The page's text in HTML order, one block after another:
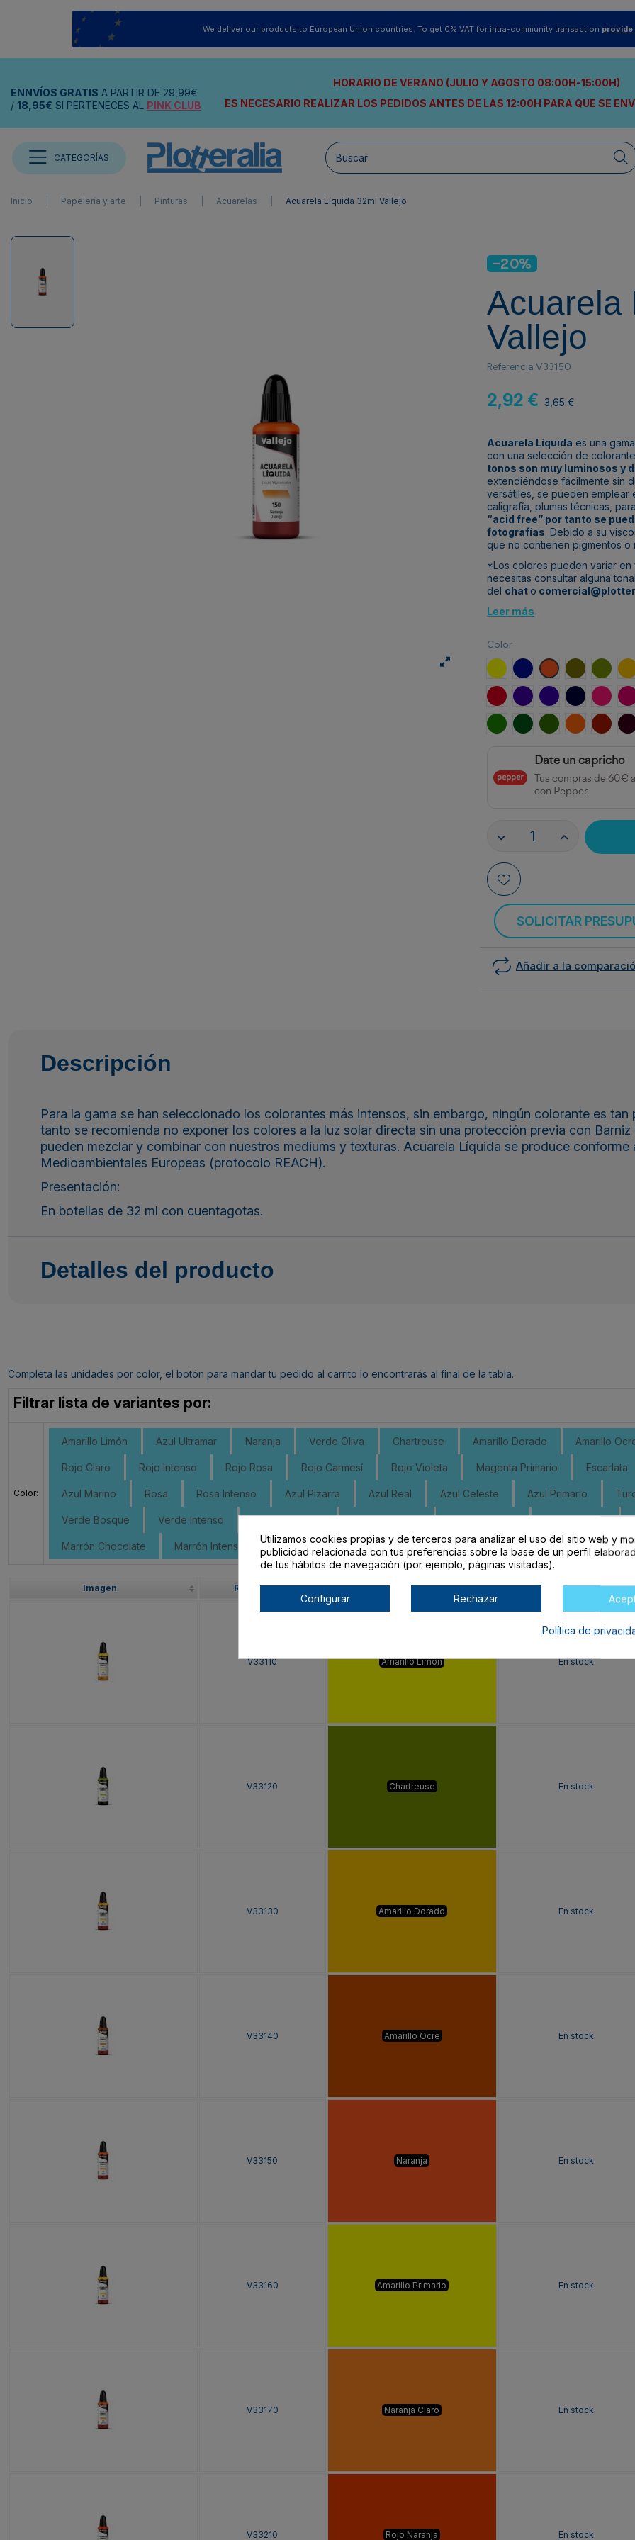
We deliver our products to European Union countries. To get 0% VAT for intra-community transaction provide
ENNVÍOS GRATIS A PARTIR DE 29,99€
/ 18,95€ SI PERTENECES AL PINK CLUB
HORARIO DE VERANO (JULIO Y AGOSTO 08:00H-15:00H)
ES NECESARIO REALIZAR LOS PEDIDOS ANTES DE LAS 12:00H PARA QUE SE
CATEGORÍAS
Inicio Papelería y arte Pinturas Acuarelas Acuarela Líquida 32ml Vallejo
-20%
Acuarela
Vallejo
Referencia V33150
2,92 € 3,65 €
Acuarela Líquida es una
con una selección de
tonos son muy luminosos y
extendiéndose fácilmente sin
versátiles, se pueden emplear
caligrafía, plumas técnicas,
“acid free” por tanto se
fotografías. Debido a su
que no contienen pigmentos
*Los colores pueden variar en
necesitas consultar alguna
del chat o
Leer más
Color
Amarillo Limón
Azul Ultramar
NaranjaVerde Oliva
Rojo Coral
Violeta Violeta AzulAzul Marino
Rosa
Verde Amarillo
Verde Dorado
Oliva Dorada
Marrón
Date un capricho
Tus compras de 60€
con Pepper.
SOLICITAR
Añadir a la
Descripción
Para la gama se han seleccionado los colorantes más intensos, sin embargo, ningún colorante es
tanto se recomienda no exponer los colores a la luz solar directa sin una protección previa con
pueden mezclar y combinar con nuestros mediums y texturas. Acuarela Líquida se produce
Medioambientales Europeas (protocolo REACH).
Presentación:
En botellas de 32 ml con cuentagotas.
Detalles del producto
Completa las unidades por color, el botón para mandar tu pedido al carrito lo encontrarás al final de la tabla.
Filtrar lista de variantes por:
Color:
Amarillo Limón Azul Ultramar Naranja Verde Oliva Chartreuse Amarillo Dorado Amarillo
Rojo Claro Rojo Intenso Rojo Rosa Rojo Carmesí Rojo Violeta Magenta Primario Escarlata
Azul Marino Rosa Rosa Intenso Azul Pizarra Azul Real Azul Celeste Azul Primario
Verde Bosque Verde Intenso Verde Claro Ac Verde Amarillo Verde Dorado Oliva Dorada
Marrón Chocolate Marrón Intenso Sepia Marrón Naranja Negro Gris Claro Gris Medio Ac
Imagen Referencia Color Disponibilidad
V33110 Amarillo Limón En stock
V33120 Chartreuse En stock
V33130 Amarillo Dorado En stock
V33140 Amarillo Ocre En stock
V33150 Naranja En stock
V33160 Amarillo Primario En stock
V33170 Naranja Claro En stock
V33210 Rojo Naranja En stock
Utilizamos cookies propias y de terceros para analizar el uso del sitio web y
publicidad relacionada con tus preferencias sobre la base de un perfil
de tus hábitos de navegación (por ejemplo, páginas visitadas).
Configurar Rechazar
Política de